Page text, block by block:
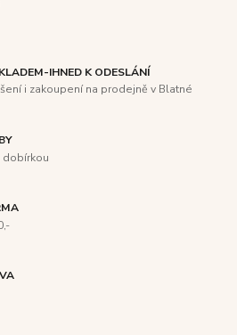
IHNED K ODESLÁNÍ
i zakoupení na prodejně v Blatné
dobírkou